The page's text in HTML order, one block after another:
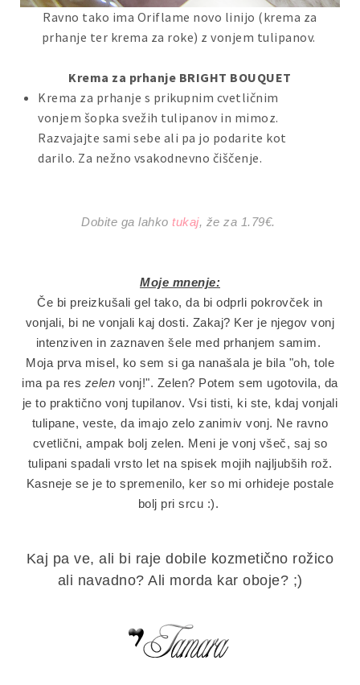
Ravno tako ima Oriflame novo linijo (krema za
prhanje ter krema za roke) z vonjem tulipanov.
Krema za prhanje BRIGHT BOUQUET
Krema za prhanje s prikupnim cvetličnim
vonjem šopka svežih tulipanov in mimoz.
Razvajajte sami sebe ali pa jo podarite kot
darilo. Za nežno vsakodnevno čiščenje.
Dobite ga lahko tukaj, že za 1.79€.
Moje mnenje:
Če bi preizkušali gel tako, da bi odprli pokrovček in
vonjali, bi ne vonjali kaj dosti. Zakaj? Ker je njegov vonj
intenziven in zaznaven šele med prhanjem samim.
Moja prva misel, ko sem si ga nanašala je bila "oh, tole
ima pa res zelen vonj!". Zelen? Potem sem ugotovila, da
je to praktično vonj tupilanov. Vsi tisti, ki ste, kdaj vonjali
tulipane, veste, da imajo zelo zanimiv vonj. Ne ravno
cvetlični, ampak bolj zelen. Meni je vonj všeč, saj so
tulipani spadali vrsto let na spisek mojih najljubših rož.
Kasneje se je to spremenilo, ker so mi orhideje postale
bolj pri srcu :).
Kaj pa ve, ali bi raje dobile kozmetično rožico
ali navadno? Ali morda kar oboje? ;)